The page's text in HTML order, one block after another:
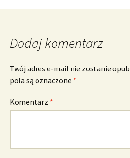
Dodaj komentarz
Twój adres e-mail nie zostanie
pola są oznaczone *
Komentarz *